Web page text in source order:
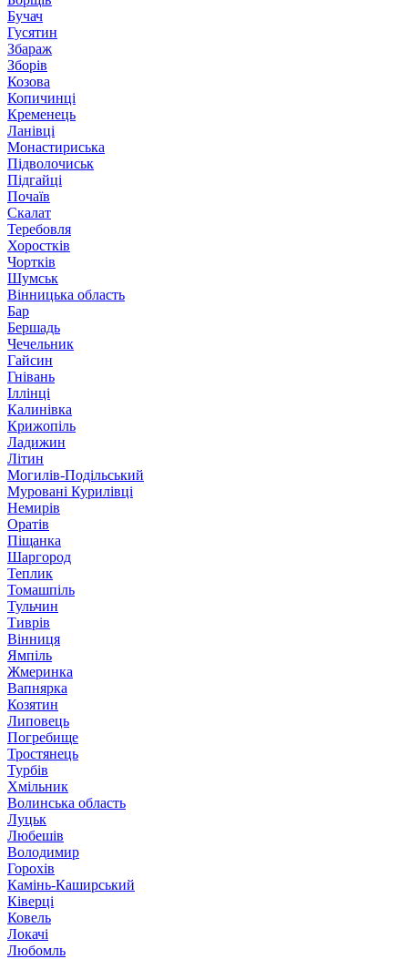
Бучач
Гусятин
Збараж
Зборів
Козова
Копичинці
Кременець
Ланівці
Монастириська
Підволочиськ
Підгайці
Почаїв
Скалат
Теребовля
Хоростків
Чортків
Шумськ
Вінницька область
Бар
Бершадь
Чечельник
Гайсин
Гнівань
Іллінці
Калинівка
Крижопіль
Ладижин
Літин
Могилів-Подільський
Муровані Курилівці
Немирів
Оратів
Піщанка
Шаргород
Теплик
Томашпіль
Тульчин
Тиврів
Вінниця
Ямпіль
Жмеринка
Вапнярка
Козятин
Липовець
Погребище
Тростянець
Турбів
Хмільник
Волинська область
Луцьк
Любешів
Володимир
Горохів
Камінь-Каширський
Ківерці
Ковель
Локачі
Любомль